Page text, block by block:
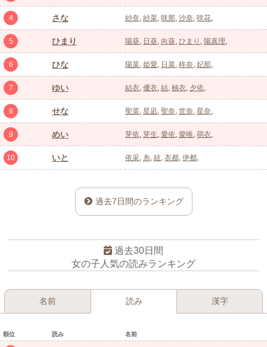
4 さな 紗奈 紗菜 咲那 沙奈 咲花
5 ひまり 陽葵 日葵 向葵 ひまり 陽真理
6 ひな 陽菜 姫愛 日菜 柊奈 妃那
7 ゆい 結衣 優衣 結 柚衣 夕依
8 せな 聖菜 星凪 聖奈 世奈 星奈
9 めい 芽依 芽生 愛依 愛唯 萌衣
10 いと 依采 糸 絃 衣都 伊都
過去7日間のランキング
過去30日間
女の子人気の読みランキング
名前 読み 漢字
順位 読み 名前